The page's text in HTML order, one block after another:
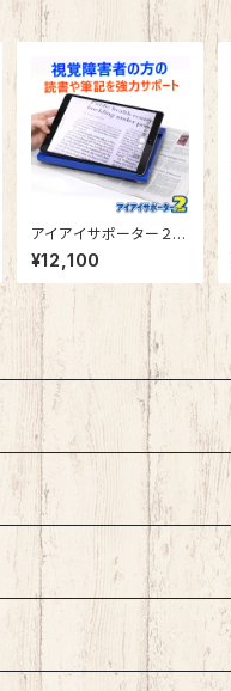
アイアイサポーター２
弱視サポート器具 拡大
鏡 280×200×30mm
折りたたみ 収納簡単 持
ち運び便利 傾斜台 視
覚障がい 新聞読みスタ
ンド 弱視用書見台 ハン
ズフリー ポータブル
¥12,100